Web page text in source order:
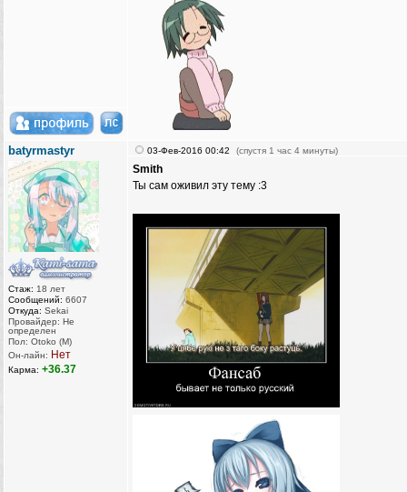
batyrmastyr
Стаж: 18 лет
Сообщений: 6607
Откуда: Sekai
Провайдер: Не
определен
Пол: Otoko (M)
Он-лайн: Нет
Карма: +36.37
03-Фев-2016 00:42 (спустя 1 час 4 минуты)
Smith
Ты сам оживил эту тему :3